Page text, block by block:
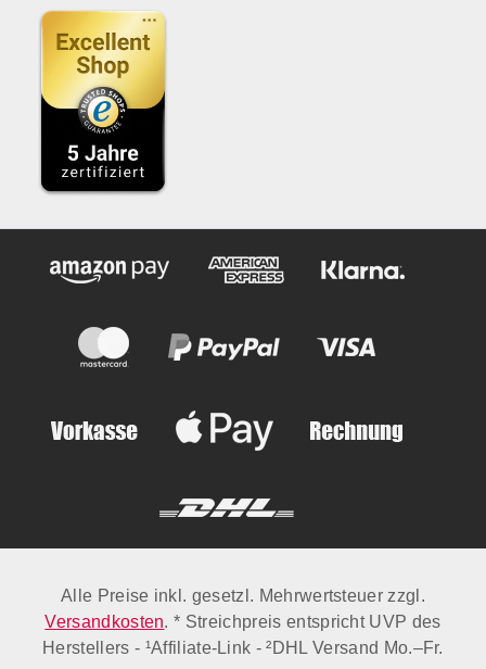
Alle Preise inkl. gesetzl. Mehrwertsteuer zzgl.
Versandkosten. * Streichpreis entspricht UVP des
Herstellers - ¹Affiliate-Link - ²DHL Versand Mo.–Fr.